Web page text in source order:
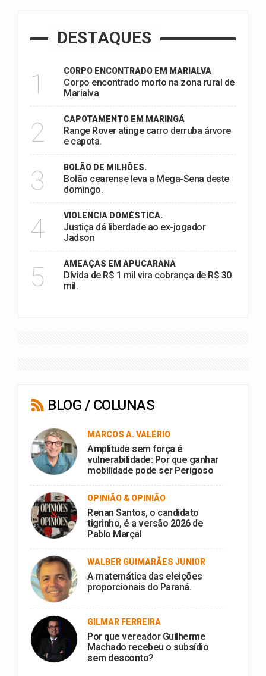
DESTAQUES
1 CORPO ENCONTRADO EM MARIALVA
Corpo encontrado morto na zona rural de
Marialva
2 CAPOTAMENTO EM MARINGÁ
Range Rover atinge carro derruba árvore
e capota.
3 BOLÃO DE MILHÕES.
Bolão cearense leva a Mega-Sena deste
domingo.
4 VIOLENCIA DOMÉSTICA.
Justiça dá liberdade ao ex-jogador
Jadson
5 AMEAÇAS EM APUCARANA
Dívida de R$ 1 mil vira cobrança de R$ 30
mil.
BLOG / COLUNAS
MARCOS A. VALÉRIO
Amplitude sem força é
vulnerabilidade: Por que ganhar
mobilidade pode ser Perigoso
OPINIÃO & OPINIÃO
Renan Santos, o candidato
tigrinho, é a versão 2026 de
Pablo Marçal
WALBER GUIMARÃES JUNIOR
A matemática das eleições
proporcionais do Paraná.
GILMAR FERREIRA
Por que vereador Guilherme
Machado recebeu o subsídio
sem desconto?